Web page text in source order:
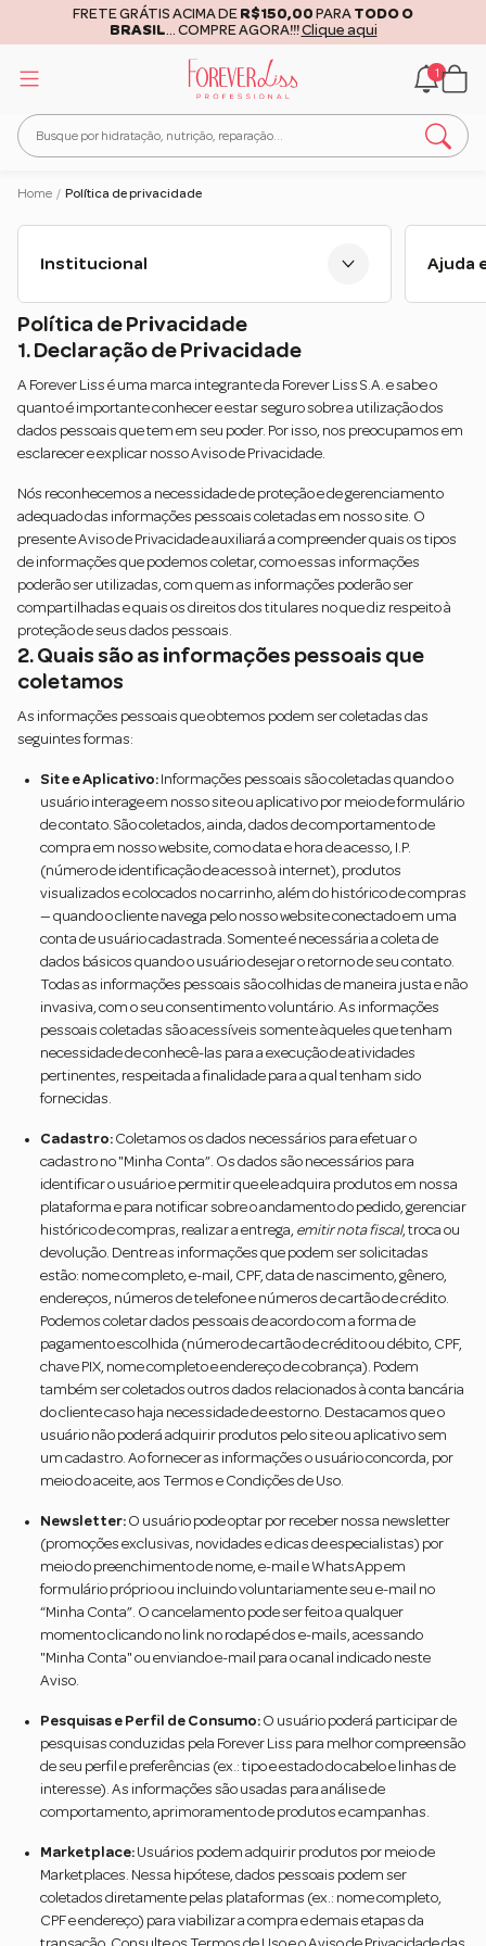
FRETE GRÁTIS ACIMA DE R$150,00 PARA TODO O
BRASIL ... COMPRE AGORA!!!Clique aqui
1
Home / Política de privacidade
Institucional Ajuda
Política de Privacidade
1. Declaração de Privacidade
A Forever Liss é uma marca integrante da Forever Liss S.A. e sabe o
quanto é importante conhecer e estar seguro sobre a utilização dos
dados pessoais que tem em seu poder. Por isso, nos preocupamos em
esclarecer e explicar nosso Aviso de Privacidade.
Nós reconhecemos a necessidade de proteção e de gerenciamento
adequado das informações pessoais coletadas em nosso site. O
presente Aviso de Privacidade auxiliará a compreender quais os tipos
de informações que podemos coletar, como essas informações
poderão ser utilizadas, com quem as informações poderão ser
compartilhadas e quais os direitos dos titulares no que diz respeito à
proteção de seus dados pessoais.
2. Quais são as informações pessoais que
coletamos
As informações pessoais que obtemos podem ser coletadas das
seguintes formas:
Site e Aplicativo: Informações pessoais são coletadas quando o
usuário interage em nosso site ou aplicativo por meio de formulário
de contato. São coletados, ainda, dados de comportamento de
compra em nosso website, como data e hora de acesso, I.P.
(número de identificação de acesso à internet), produtos
visualizados e colocados no carrinho, além do histórico de compras
— quando o cliente navega pelo nosso website conectado em uma
conta de usuário cadastrada. Somente é necessária a coleta de
dados básicos quando o usuário desejar o retorno de seu contato.
Todas as informações pessoais são colhidas de maneira justa e não
invasiva, com o seu consentimento voluntário. As informações
pessoais coletadas são acessíveis somente àqueles que tenham
necessidade de conhecê-las para a execução de atividades
pertinentes, respeitada a finalidade para a qual tenham sido
fornecidas.
Cadastro: Coletamos os dados necessários para efetuar o
cadastro no "Minha Conta”. Os dados são necessários para
identificar o usuário e permitir que ele adquira produtos em nossa
plataforma e para notificar sobre o andamento do pedido, gerenciar
histórico de compras, realizar a entrega, emitir nota fiscal, troca ou
devolução. Dentre as informações que podem ser solicitadas
estão: nome completo, e-mail, CPF, data de nascimento, gênero,
endereços, números de telefone e números de cartão de crédito.
Podemos coletar dados pessoais de acordo com a forma de
pagamento escolhida (número de cartão de crédito ou débito, CPF,
chave PIX, nome completo e endereço de cobrança). Podem
também ser coletados outros dados relacionados à conta bancária
do cliente caso haja necessidade de estorno. Destacamos que o
usuário não poderá adquirir produtos pelo site ou aplicativo sem
um cadastro. Ao fornecer as informações o usuário concorda, por
meio do aceite, aos Termos e Condições de Uso.
Newsletter: O usuário pode optar por receber nossa newsletter
(promoções exclusivas, novidades e dicas de especialistas) por
meio do preenchimento de nome, e-mail e WhatsApp em
formulário próprio ou incluindo voluntariamente seu e-mail no
“Minha Conta”. O cancelamento pode ser feito a qualquer
momento clicando no link no rodapé dos e-mails, acessando
"Minha Conta" ou enviando e-mail para o canal indicado neste
Aviso.
Pesquisas e Perfil de Consumo: O usuário poderá participar de
pesquisas conduzidas pela Forever Liss para melhor compreensão
de seu perfil e preferências (ex.: tipo e estado do cabelo e linhas de
interesse). As informações são usadas para análise de
comportamento, aprimoramento de produtos e campanhas.
Marketplace: Usuários podem adquirir produtos por meio de
Marketplaces. Nessa hipótese, dados pessoais podem ser
coletados diretamente pelas plataformas (ex.: nome completo,
CPF e endereço) para viabilizar a compra e demais etapas da